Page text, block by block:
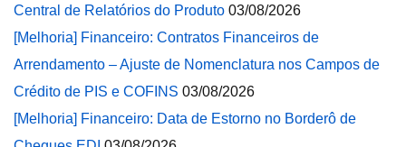
Central de Relatórios do Produto 03/08/2026
[Melhoria] Financeiro: Contratos Financeiros de
Arrendamento – Ajuste de Nomenclatura nos Campos de
Crédito de PIS e COFINS 03/08/2026
[Melhoria] Financeiro: Data de Estorno no Borderô de